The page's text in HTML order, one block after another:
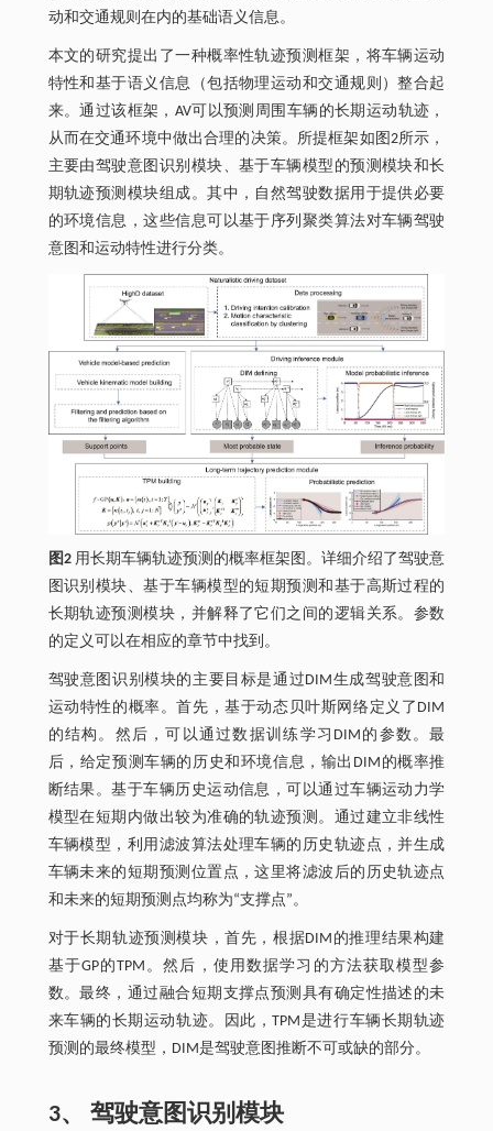
动和交通规则在内的基础语义信息。
本文的研究提出了一种概率性轨迹预测框架，将车辆运动
特性和基于语义信息（包括物理运动和交通规则）整合起
来。通过该框架，AV可以预测周围车辆的长期运动轨迹，
从而在交通环境中做出合理的决策。所提框架如图2所示，
主要由驾驶意图识别模块、基于车辆模型的预测模块和长
期轨迹预测模块组成。其中，自然驾驶数据用于提供必要
的环境信息，这些信息可以基于序列聚类算法对车辆驾驶
意图和运动特性进行分类。
图2用长期车辆轨迹预测的概率框架图。详细介绍了驾驶意
图识别模块、基于车辆模型的短期预测和基于高斯过程的
长期轨迹预测模块，并解释了它们之间的逻辑关系。参数
的定义可以在相应的章节中找到。
驾驶意图识别模块的主要目标是通过DIM生成驾驶意图和
运动特性的概率。首先，基于动态贝叶斯网络定义了DIM
的结构。然后，可以通过数据训练学习DIM的参数。最
后，给定预测车辆的历史和环境信息，输出DIM的概率推
断结果。基于车辆历史运动信息，可以通过车辆运动力学
模型在短期内做出较为准确的轨迹预测。通过建立非线性
车辆模型，利用滤波算法处理车辆的历史轨迹点，并生成
车辆未来的短期预测位置点，这里将滤波后的历史轨迹点
和未来的短期预测点均称为“支撑点”。
对于长期轨迹预测模块，首先，根据DIM的推理结果构建
基于GP的TPM。然后，使用数据学习的方法获取模型参
数。最终，通过融合短期支撑点预测具有确定性描述的未
来车辆的长期运动轨迹。因此，TPM是进行车辆长期轨迹
预测的最终模型，DIM是驾驶意图推断不可或缺的部分。
3、 驾驶意图识别模块